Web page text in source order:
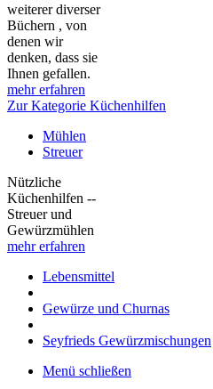
weiterer diverser
Büchern , von
denen wir
denken, dass sie
Ihnen gefallen.
mehr erfahren
Zur Kategorie Küchenhilfen
Mühlen
Streuer
Nützliche
Küchenhilfen --
Streuer und
Gewürzmühlen
mehr erfahren
Lebensmittel
Gewürze und Churnas
Seyfrieds Gewürzmischungen
Menü schließen